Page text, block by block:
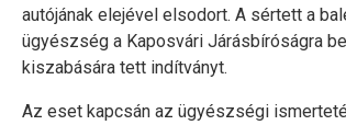
autójának elejével elsodort. A sértett a
ügyészség a Kaposvári Járásbíróságra
kiszabására tett indítványt.
Az eset kapcsán az ügyészségi